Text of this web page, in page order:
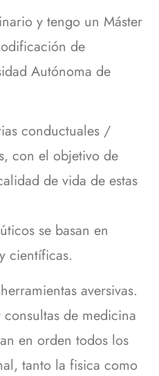
y tengo un Máster
de
Autónoma de
conductuales /
con el objetivo de
de vida de estas
se basan en
científicas.
aversivas.
de medicina
en orden todos los
tanto la fisica como